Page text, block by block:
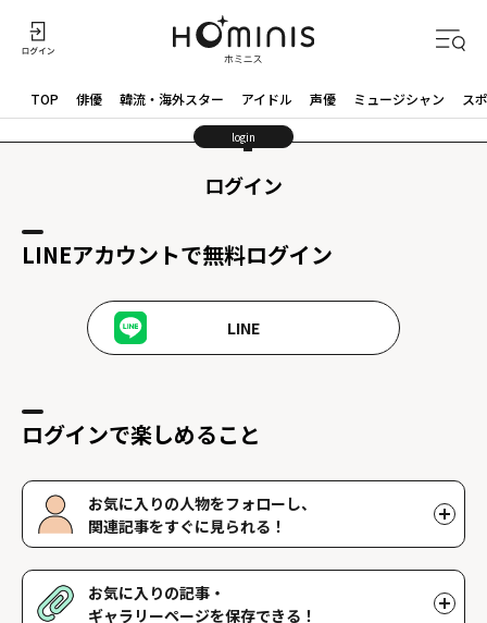
TOP 俳優 韓流・海外スター アイドル 声優 ミュージシャン ス
login
ログイン
LINEアカウントで無料ログイン
LINE
ログインで楽しめること
お気に入りの人物をフォローし、
関連記事をすぐに見られる！
好きな人物をフォローすることで、マイページで好きな人物の関連
記事を閲覧することができます。好きな人物一覧はマイページで確
認できます。
お気に入りの記事・
ギャラリーページを保存できる！